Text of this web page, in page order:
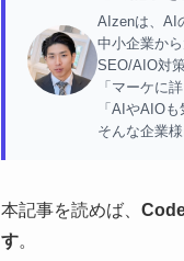
AIzenは、AI
中小企業か
SEO/AIO対
「マーケに
「AIやAIO
そんな企業
本記事を読めば、
す。